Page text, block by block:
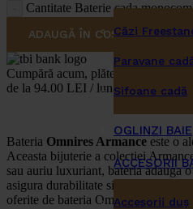
Căzi
Paravane
Sifoane cadă
OGLINZI BAIE
ACCESORII
Accesorii duş
Cantitate Baterie cada
ADAUGĂ ÎN COȘ
Cumpără acum, plătește mai târziu
de la 94.00 LEI / lună
Bateria Omnires Armance este o
Aceasta bijuterie a colectiei
sau auriu luxuriant, bateria adauga
asigura durabilitate si rezistenta in
oferite de bateria Omnires Armance